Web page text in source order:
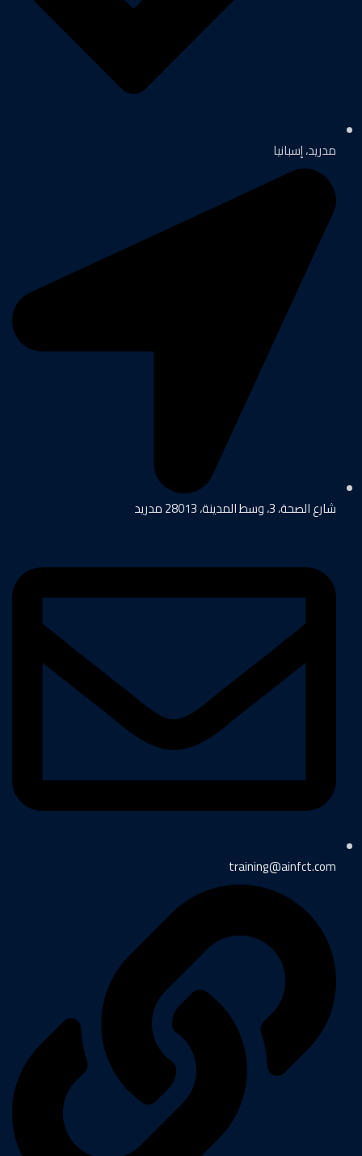
مدريد، إسبانيا
شارع الصحة، 3، وسط المدينة، 28013 مدريد
training@ainfct.com